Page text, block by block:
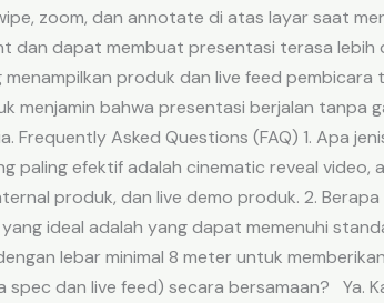
zoom, dan annotate di atas layar saat
dan dapat membuat presentasi terasa lebih
produk dan live feed pembicara
menjamin bahwa presentasi berjalan tanpa
Frequently Asked Questions (FAQ) 1. Apa
efektif adalah cinematic reveal video,
produk, dan live demo produk. 2. Berapa
ideal adalah yang dapat memenuhi
lebar minimal 8 meter untuk
dan live feed) secara bersamaan? Ya.